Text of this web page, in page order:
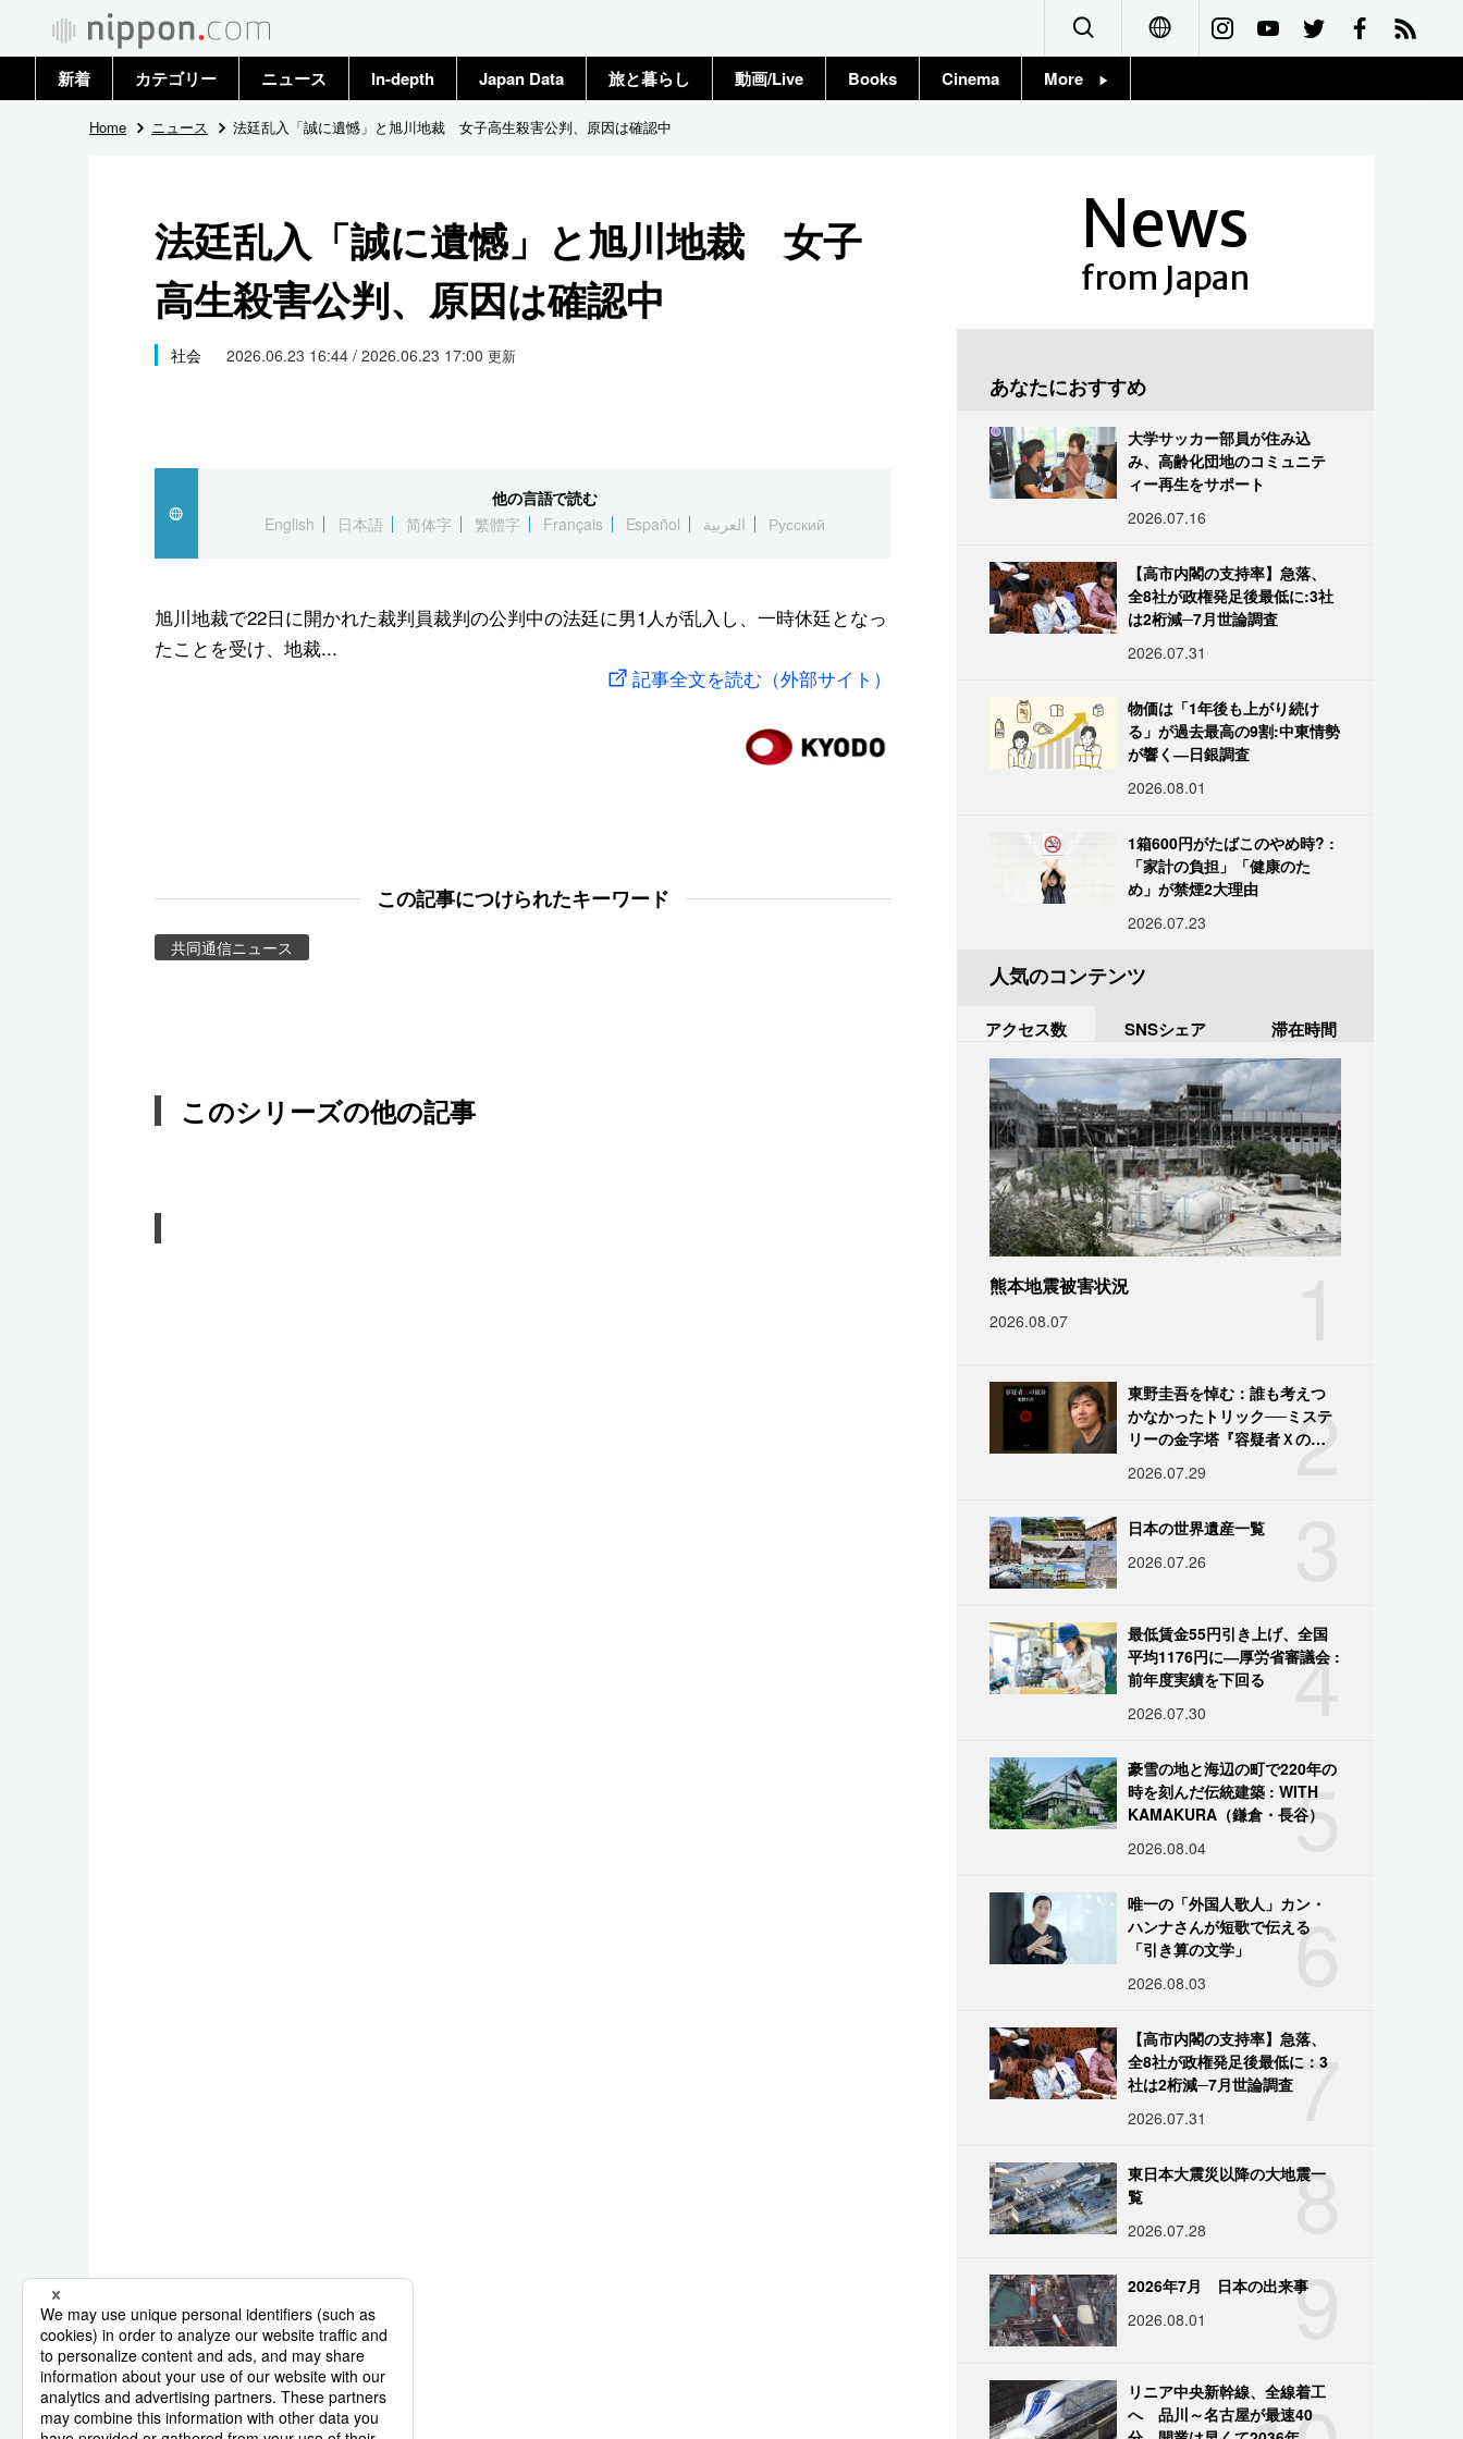
Français
新着 カテゴリー
政治・外交
国際
社会
文化
スポーツ・東京2020
ニュース
トップ
In-depth Japan Data 旅と暮らし 動画/Live Books Cinema More
Home ニュース 法廷乱入「誠に遺憾」と旭川地裁 女子高生殺害公判、原因は確認中
法廷乱入「誠に遺憾」と旭川地裁 女子
高生殺害公判、原因は確認中
社会 2026.06.23 16:44 / 2026.06.23 17:00 更新
他の言語で読む
English
日本語 简体字 繁體字 Français Español العربية Русский
旭川地裁で22日に開かれた裁判員裁判の公判中の法廷に男1人が乱入し、一時休廷となっ
たことを受け、地裁...
記事全文を読む（外部サイト）
この記事につけられたキーワード
共同通信ニュース
このシリーズの他の記事
News
from Japan
あなたにおすすめ
大学サッカー部員が住み込
み、高齢化団地のコミュニテ
ィー再生をサポート
2026.07.16
【高市内閣の支持率】急落、
全8社が政権発足後最低に:3社
は2桁減─7月世論調査
2026.07.31
物価は「1年後も上がり続け
る」が過去最高の9割:中東情勢
が響く―日銀調査
2026.08.01
1箱600円がたばこのやめ時? :
「家計の負担」「健康のた
め」が禁煙2大理由
2026.07.23
人気のコンテンツ
アクセス数 SNSシェア 滞在時間
熊本地震被害状況
2026.08.07
2
東野圭吾を悼む：誰も考えつ
かなかったトリック──ミステ
リーの金字塔『容疑者Ｘの献
2026.07.29
日本の世界遺産一覧
2026.07.26
4
最低賃金55円引き上げ、全国
平均1176円に―厚労省審議会 :
前年度実績を下回る
2026.07.30
5
豪雪の地と海辺の町で220年の
時を刻んだ伝統建築 : WITH
KAMAKURA（鎌倉・長谷）
2026.08.04
6
唯一の「外国人歌人」カン・
ハンナさんが短歌で伝える
「引き算の文学」
2026.08.03
7
【高市内閣の支持率】急落、
全8社が政権発足後最低に：3
社は2桁減─7月世論調査
2026.07.31
8
東日本大震災以降の大地震一
覧
2026.07.28
9
2026年7月 日本の出来事
2026.08.01
リニア中央新幹線、全線着工
へ 品川～名古屋が最速40